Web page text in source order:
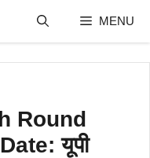
MENU
Round
यूपी